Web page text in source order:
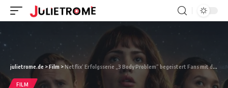
julietrome.de >Film >Netflix‘ Erfolgsserie „3 Body Problem“ begeistert Fans mit der Ankündigung einer zweiten Staffel!
FILM